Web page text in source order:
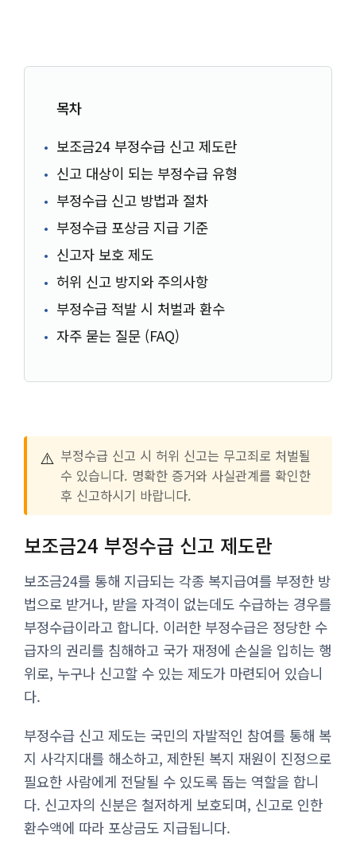
목차
보조금24 부정수급 신고 제도란
신고 대상이 되는 부정수급 유형
부정수급 신고 방법과 절차
부정수급 포상금 지급 기준
신고자 보호 제도
허위 신고 방지와 주의사항
부정수급 적발 시 처벌과 환수
자주 묻는 질문 (FAQ)
⚠️ 부정수급 신고 시 허위 신고는 무고죄로 처벌될
수 있습니다. 명확한 증거와 사실관계를 확인한
후 신고하시기 바랍니다.
보조금24 부정수급 신고 제도란
보조금24를 통해 지급되는 각종 복지급여를 부정한 방
법으로 받거나, 받을 자격이 없는데도 수급하는 경우를
부정수급이라고 합니다. 이러한 부정수급은 정당한 수
급자의 권리를 침해하고 국가 재정에 손실을 입히는 행
위로, 누구나 신고할 수 있는 제도가 마련되어 있습니
다.
부정수급 신고 제도는 국민의 자발적인 참여를 통해 복
지 사각지대를 해소하고, 제한된 복지 재원이 진정으로
필요한 사람에게 전달될 수 있도록 돕는 역할을 합니
다. 신고자의 신분은 철저하게 보호되며, 신고로 인한
환수액에 따라 포상금도 지급됩니다.